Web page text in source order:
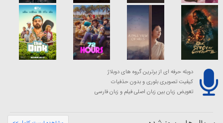
دوبله حرفه ای از برترین گروه های دوبلاژ
کیفیت تصویری بلوری و بدون حذفیات
تعویض زبان بین زبان اصلی فیلم و زبان فارسی